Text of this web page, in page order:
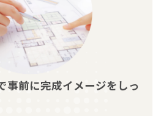
事前に完成イメージをしっ